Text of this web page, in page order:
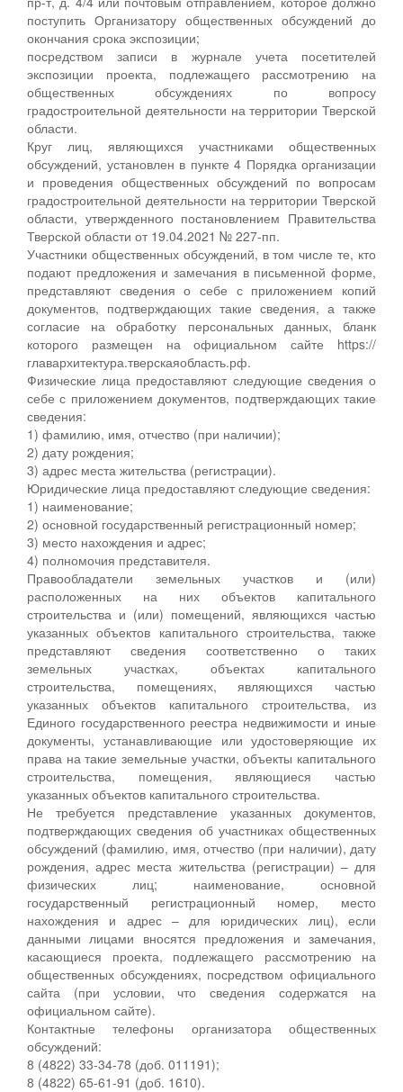
поступить Организатору общественных обсуждений до
окончания срока экспозиции;
посредством записи в журнале учета посетителей
экспозиции проекта, подлежащего рассмотрению на
общественных обсуждениях по вопросу
градостроительной деятельности на территории Тверской
области.
Круг лиц, являющихся участниками общественных
обсуждений, установлен в пункте 4 Порядка организации
и проведения общественных обсуждений по вопросам
градостроительной деятельности на территории Тверской
области, утвержденного постановлением Правительства
Тверской области от 19.04.2021 № 227-пп.
Участники общественных обсуждений, в том числе те, кто
подают предложения и замечания в письменной форме,
представляют сведения о себе с приложением копий
документов, подтверждающих такие сведения, а также
согласие на обработку персональных данных, бланк
которого размещен на официальном сайте https://
главархитектура.тверскаяобласть.рф.
Физические лица предоставляют следующие сведения о
себе с приложением документов, подтверждающих такие
сведения:
1) фамилию, имя, отчество (при наличии);
2) дату рождения;
3) адрес места жительства (регистрации).
Юридические лица предоставляют следующие сведения:
1) наименование;
2) основной государственный регистрационный номер;
3) место нахождения и адрес;
4) полномочия представителя.
Правообладатели земельных участков и (или)
расположенных на них объектов капитального
строительства и (или) помещений, являющихся частью
указанных объектов капитального строительства, также
представляют сведения соответственно о таких
земельных участках, объектах капитального
строительства, помещениях, являющихся частью
указанных объектов капитального строительства, из
Единого государственного реестра недвижимости и иные
документы, устанавливающие или удостоверяющие их
права на такие земельные участки, объекты капитального
строительства, помещения, являющиеся частью
указанных объектов капитального строительства.
Не требуется представление указанных документов,
подтверждающих сведения об участниках общественных
обсуждений (фамилию, имя, отчество (при наличии), дату
рождения, адрес места жительства (регистрации) – для
физических лиц; наименование, основной
государственный регистрационный номер, место
нахождения и адрес – для юридических лиц), если
данными лицами вносятся предложения и замечания,
касающиеся проекта, подлежащего рассмотрению на
общественных обсуждениях, посредством официального
сайта (при условии, что сведения содержатся на
официальном сайте).
Контактные телефоны организатора общественных
обсуждений:
8 (4822) 33-34-78 (доб. 011191);
8 (4822) 65-61-91 (доб. 1610).